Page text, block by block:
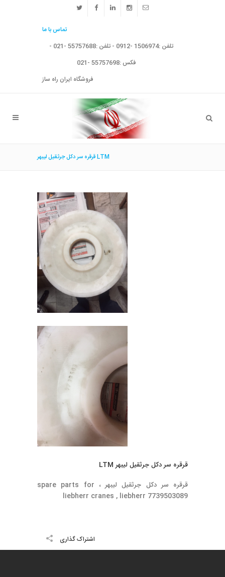
تماس با ما
تلفن :1506974 -0912 - تلفن :55757688 -021 -
فکس :55757698 -021
فروشگاه ایران راه ساز
قرقره سر دكل جرثقيل ليبهر LTM
قرقره سر دكل جرثقيل ليبهر LTM
قرقره سر دكل جرثقيل ليبهر ، spare parts for
liebherr cranes , liebherr 7739503089
اشتراک گذاری